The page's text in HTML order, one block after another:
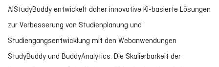
AIStudyBuddy entwickelt daher innovative KI-basierte Lösungen
zur Verbesserung von Studienplanung und
Studiengangsentwicklung mit den Webanwendungen
StudyBuddy und BuddyAnalytics. Die Skalierbarkeit der